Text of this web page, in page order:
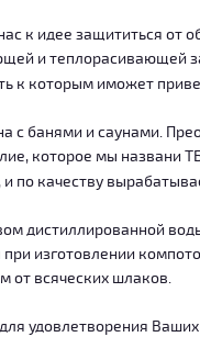
к идее защититься от
и теплорасивающей
к которым иможет
и саунами.
которое мы
по качеству
изготовлении
от всяческих шлаков.
Ваших